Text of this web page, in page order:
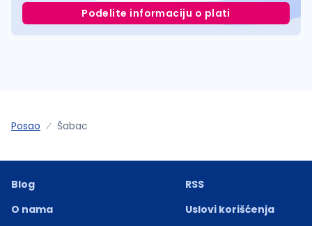
Podelite informaciju o plati
Posao Šabac
Blog
O nama
RSS
Uslovi korišćenja